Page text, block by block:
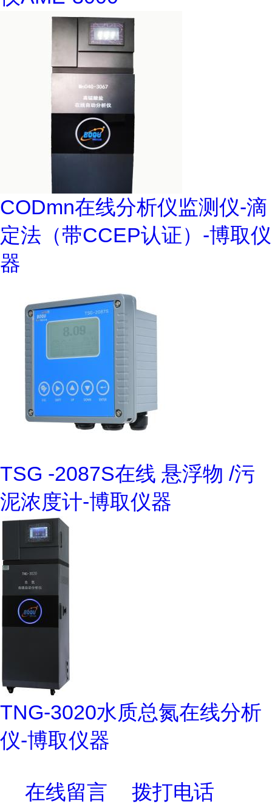
CODmn在线分析仪监测仪-滴
定法（带CCEP认证）-博取仪
器
TSG -2087S在线 悬浮物 /污
泥浓度计-博取仪器
TNG-3020水质总氮在线分析
仪-博取仪器
在线留言 拨打电话